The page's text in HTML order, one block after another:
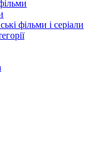
фільми і серіали